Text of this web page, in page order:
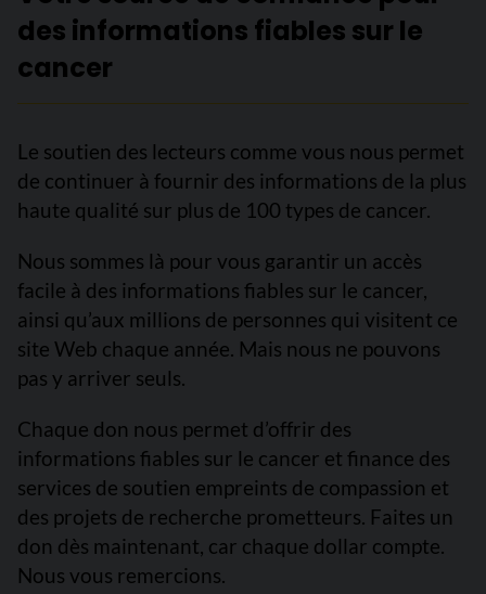
des informations fiables sur le
cancer
Le soutien des lecteurs comme vous nous permet
de continuer à fournir des informations de la plus
haute qualité sur plus de 100 types de cancer.
Nous sommes là pour vous garantir un accès
facile à des informations fiables sur le cancer,
ainsi qu’aux millions de personnes qui visitent ce
site Web chaque année. Mais nous ne pouvons
pas y arriver seuls.
Chaque don nous permet d’offrir des
informations fiables sur le cancer et finance des
services de soutien empreints de compassion et
des projets de recherche prometteurs. Faites un
don dès maintenant, car chaque dollar compte.
Nous vous remercions.